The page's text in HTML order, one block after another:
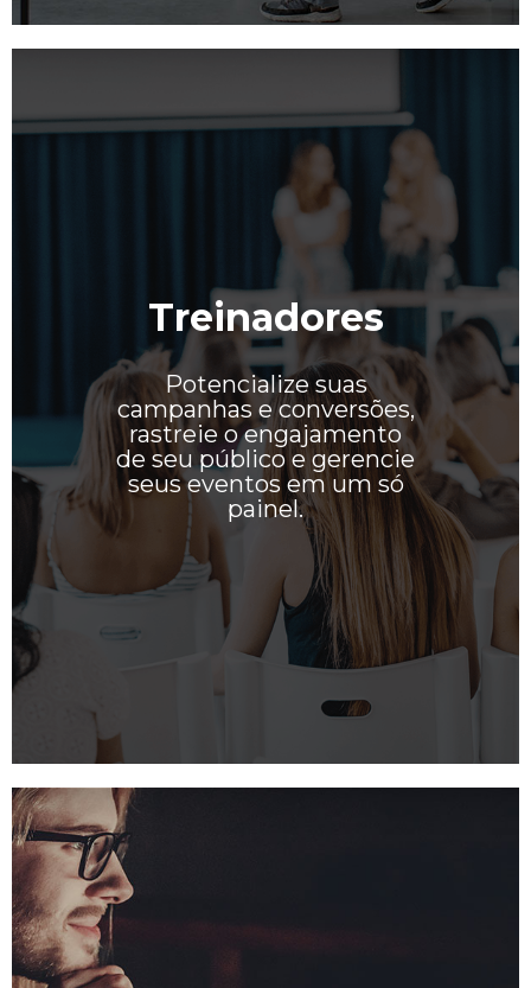
Treinadores
Potencialize suas
campanhas e conversões,
rastreie o engajamento
de seu público e gerencie
seus eventos em um só
painel.